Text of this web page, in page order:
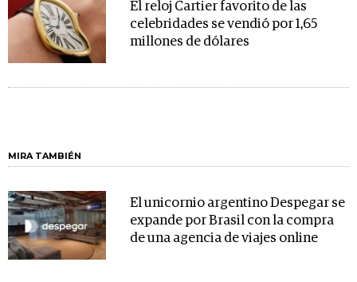
El reloj Cartier favorito de las
celebridades se vendió por 1,65
millones de dólares
MIRA TAMBIÉN
El unicornio argentino Despegar se
expande por Brasil con la compra
de una agencia de viajes online